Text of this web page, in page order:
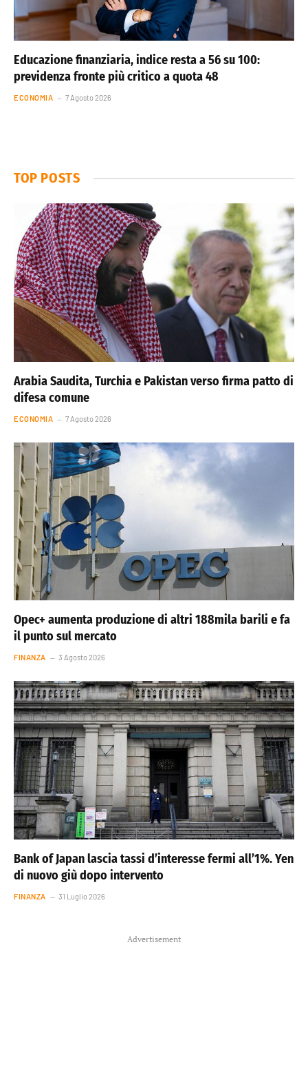
Educazione finanziaria, indice resta a 56 su 100:
previdenza fronte più critico a quota 48
ECONOMIA 7 Agosto 2026
TOP POSTS
Arabia Saudita, Turchia e Pakistan verso firma patto di
difesa comune
ECONOMIA 7 Agosto 2026
Opec+ aumenta produzione di altri 188mila barili e fa
il punto sul mercato
FINANZA 3 Agosto 2026
Bank of Japan lascia tassi d’interesse fermi all’1%. Yen
di nuovo giù dopo intervento
FINANZA 31 Luglio 2026
Advertisement